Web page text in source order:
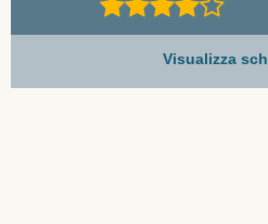
Visualizza